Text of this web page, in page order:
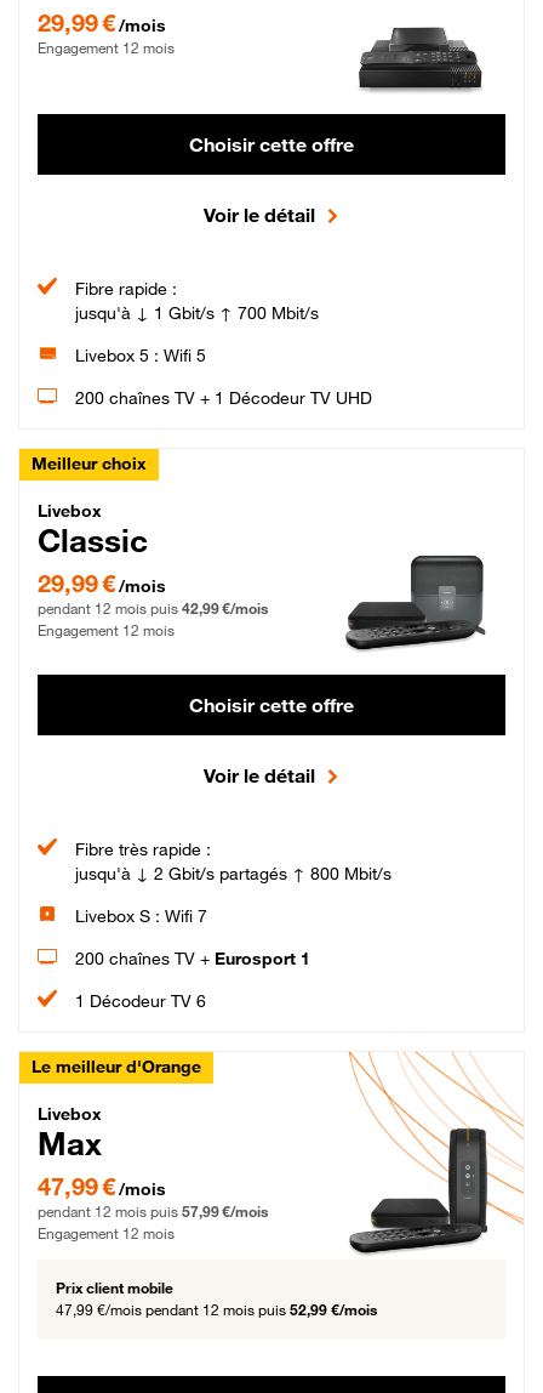
29,99 €/mois
Engagement 12 mois
Choisir cette offre
Voir le détail
Fibre rapide :
jusqu'à ↓ 1 Gbit/s ↑ 700 Mbit/s
Livebox 5 : Wifi 5
200 chaînes TV + 1 Décodeur TV UHD
Meilleur choix
Livebox Classic Fibre
Livebox
Classic
29,99 € par mois pendant 12 mois puis 42,99 € par mois, Engagement 12 mois
29,99 €/mois
pendant 12 mois puis 42,99 €/mois
Engagement 12 mois
Choisir cette offre
Voir le détail
Fibre très rapide :
jusqu'à ↓ 2 Gbit/s partagés ↑ 800 Mbit/s
Livebox S : Wifi 7
200 chaînes TV + Eurosport 1
1 Décodeur TV 6
Le meilleur d'Orange
Livebox Max Fibre
Livebox
Max
47,99 € par mois pendant 12 mois puis 57,99 € par mois, Engagement 12 mois
47,99 €/mois
pendant 12 mois puis 57,99 €/mois
Engagement 12 mois
Prix client mobile
47,99 €/mois pendant 12 mois puis 52,99 €/mois